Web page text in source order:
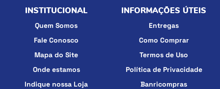
INSTITUCIONAL
Quem Somos
Fale Conosco
Mapa do Site
Onde estamos
Indique nossa Loja
INFORMAÇÕES ÚTEIS
Entregas
Como Comprar
Termos de Uso
Política de Privacidade
Banricompras